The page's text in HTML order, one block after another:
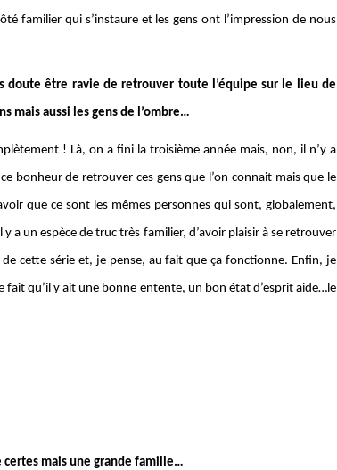
familier qui s’instaure et les gens ont l’impression de nous
doute être ravie de retrouver toute l’équipe sur le lieu de
mais aussi les gens de l’ombre…
! Là, on a fini la troisième année mais, non, il n’y a
bonheur de retrouver ces gens que l’on connait mais que le
que ce sont les mêmes personnes qui sont, globalement,
a un espèce de truc très familier, d’avoir plaisir à se retrouver
de cette série et, je pense, au fait que ça fonctionne. Enfin, je
fait qu’il y ait une bonne entente, un bon état d’esprit aide…le
mais une grande famille…